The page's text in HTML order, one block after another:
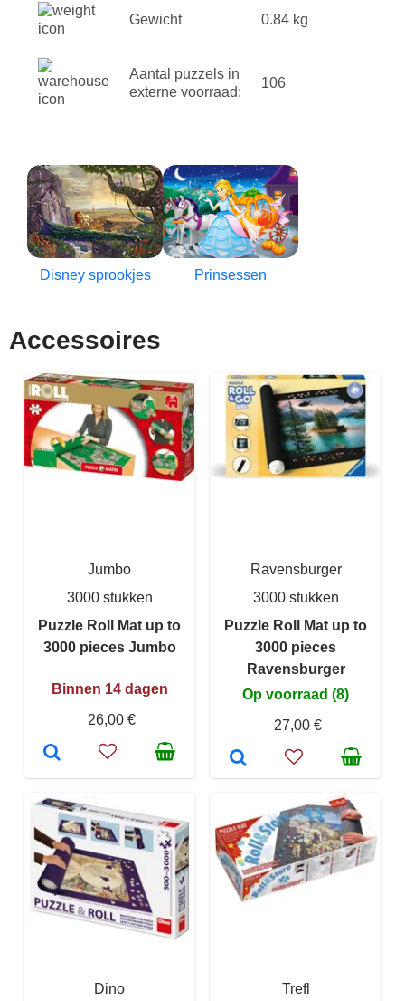
Gewicht 0.84 kg
Aantal puzzels in
externe voorraad:
106
Disney sprookjes Prinsessen
Accessoires
Jumbo
3000 stukken
Puzzle Roll Mat up to
3000 pieces Jumbo
Binnen 14 dagen
26,00 €
Ravensburger
3000 stukken
Puzzle Roll Mat up to
3000 pieces
Ravensburger
Op voorraad (8)
27,00 €
Dino Trefl